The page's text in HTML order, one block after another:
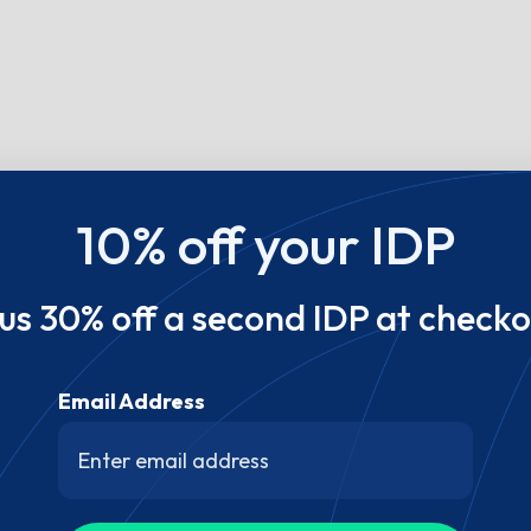
10% off your IDP
30% off a second IDP at
Email Address